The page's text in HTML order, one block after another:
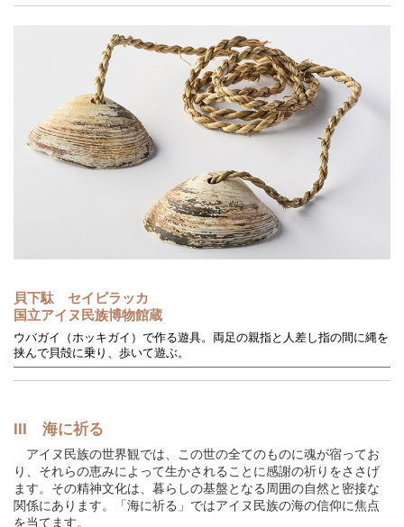
貝下駄 セイピラッカ
国立アイヌ民族博物館蔵
ウバガイ（ホッキガイ）で作る遊具。両足の親指と人差し指の間に縄を
挟んで貝殻に乗り、歩いて遊ぶ。
III 海に祈る
アイヌ民族の世界観では、この世の全てのものに魂が宿ってお
り、それらの恵みによって生かされることに感謝の祈りをささげ
ます。その精神文化は、暮らしの基盤となる周囲の自然と密接な
関係にあります。「海に祈る」ではアイヌ民族の海の信仰に焦点
を当てます。